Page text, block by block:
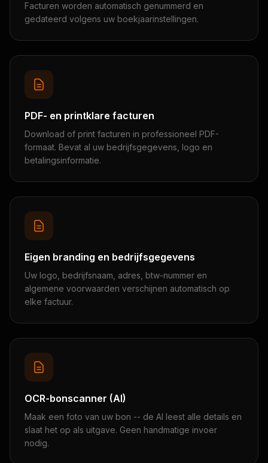
Facturen worden automatisch genummerd en
gedateerd volgens uw boekjaarinstellingen.
PDF- en printklare facturen
Download of print facturen in professioneel PDF-
formaat. Bevat al uw bedrijfsgegevens, logo en
betalingsinformatie.
Eigen branding en bedrijfsgegevens
Uw logo, bedrijfsnaam, adres, btw-nummer en
algemene voorwaarden verschijnen automatisch op
elke factuur.
OCR-bonscanner (AI)
Maak een foto van uw bon -- de AI leest alle details en
slaat het op als uitgave. Geen handmatige invoer
nodig.